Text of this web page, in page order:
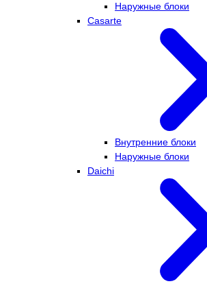
Наружные блоки
Casarte
Внутренние блоки
Наружные блоки
Daichi